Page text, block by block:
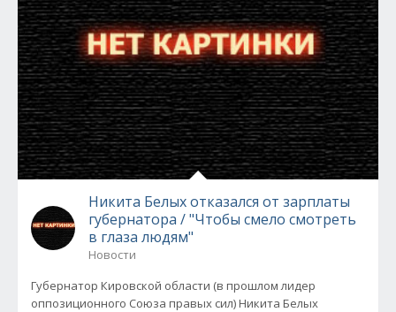
Никита Белых отказался от зарплаты
губернатора / "Чтобы смело смотреть
в глаза людям"
Новости
Губернатор Кировской области (в прошлом лидер
оппозиционного Союза правых сил) Никита Белых